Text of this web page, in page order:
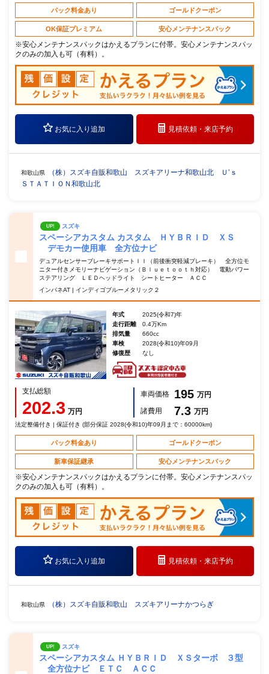
パック料金あり ゴールドクーポン
OK保証プレミアム 安心メンテナンスパック
※安心メンテナンスパックはかえるプランに付帯。安心メンテナンスパッ
クのみの加入も可（有料）。
お気に入り追加 見積依頼・来店予約
和歌山県
（株）スズキ自販和歌山 スズキアリーナ和歌山北 Ｕ’ｓ
ＳＴＡＴＩＯＮ和歌山北
UP! スズキ
スペーシアカスタム カスタム ＨＹＢＲＩＤ ＸＳ
デモカー使用車 全方位ナビ
デュアルセンサーブレーキサポートＩＩ（前後衝突軽減ブレーキ） 全方位モ
ニター付きメモリーナビゲーション（Ｂｌｕｅｔｏｏｔｈ対応） 電動パワー
ステアリング ＬＥＤヘッドライト シートヒーター ＡＣＣ
インパネAT | インディゴブルーメタリック２
年式
2025(令和7)年
走行距離
0.4万Km
排気量
660cc
車検
2028(令和10)年09月
修復歴
なし
支払総額
202.3 万円
車両価格 195 万円
諸費用
7.3 万円
法定整備付き | 保証付き (部分保証 2028(令和10)年09月まで：60000km)
パック料金あり ゴールドクーポン
新車保証継承 安心メンテナンスパック
※安心メンテナンスパックはかえるプランに付帯。安心メンテナンスパッ
クのみの加入も可（有料）。
お気に入り追加 見積依頼・来店予約
和歌山県 （株）スズキ自販和歌山 スズキアリーナかつらぎ
UP! スズキ
スペーシアカスタム ＨＹＢＲＩＤ ＸＳターボ ３型
全方位ナビ ＥＴＣ ＡＣＣ